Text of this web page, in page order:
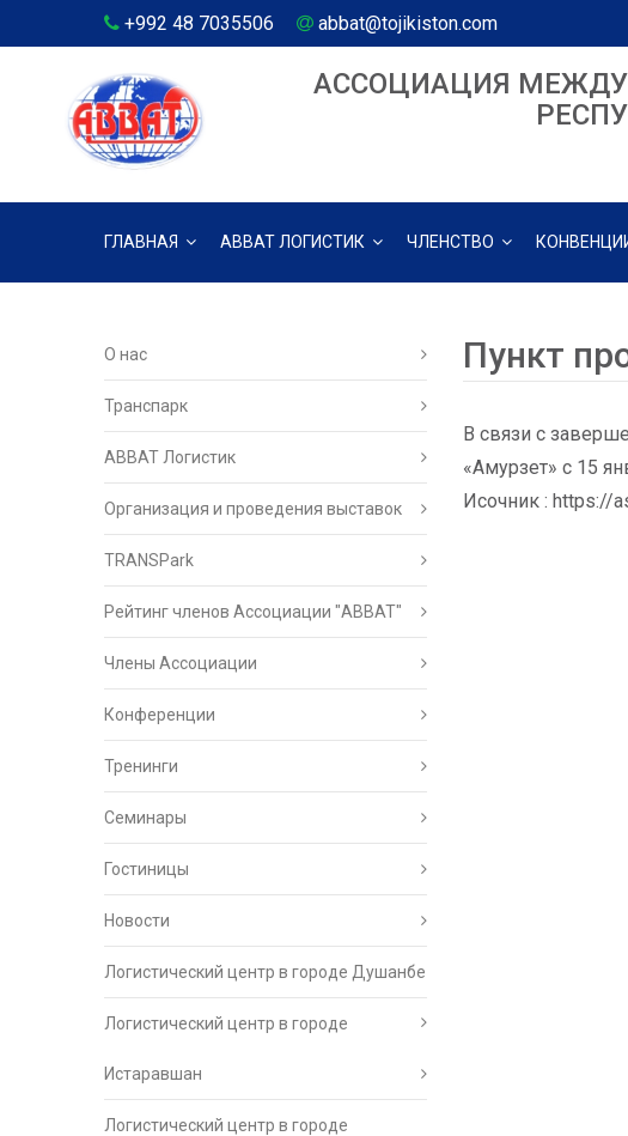
+992 48 7035506 abbat@tojikiston.com
АССОЦИАЦИЯ
ГЛАВНАЯ АВВАТ ЛОГИСТИК ЧЛЕНСТВО
О нас
Транспарк
ABBAT Логистик
Организация и проведения выставок
TRANSPark
Рейтинг членов Ассоциации "АВВАТ"
Члены Ассоциации
Конференции
Тренинги
Семинары
Гостиницы
Новости
Логистический центр в городе Душанбе
Логистический центр в городе
Истаравшан
Логистический центр в городе
Пункт
В связи с
«Амурзет» с 15
Исочник : https://